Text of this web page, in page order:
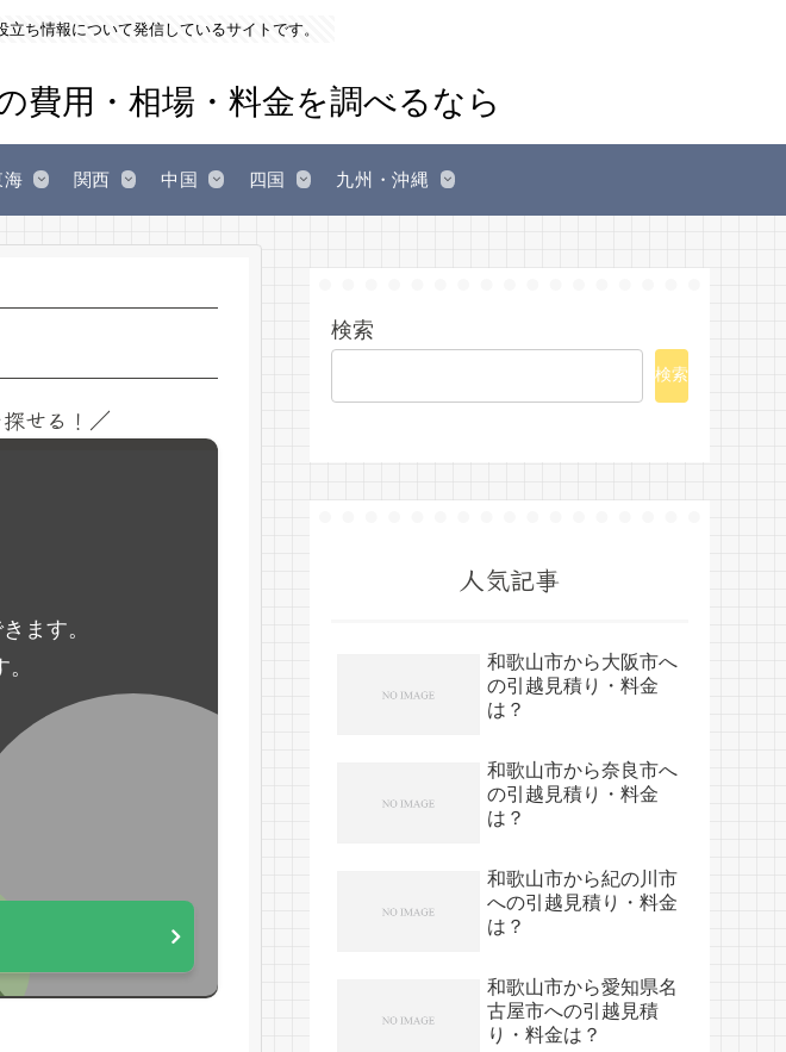
ち情報について発信しているサイトです。
海 関西 中国 四国 九州・沖縄
せる！／
ます。
検索
検索
人気記事
和歌山市から大阪市へ
の引越見積り・料金
は？
和歌山市から奈良市へ
の引越見積り・料金
は？
和歌山市から紀の川市
への引越見積り・料金
は？
和歌山市から愛知県名
古屋市への引越見積
り・料金は？